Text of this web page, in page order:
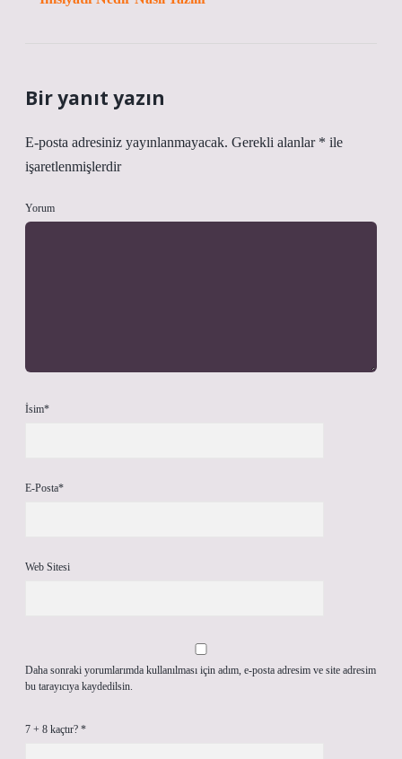
Bir yanıt yazın
E-posta adresiniz yayınlanmayacak. Gerekli alanlar * ile
işaretlenmişlerdir
Yorum
İsim*
E-Posta*
Web Sitesi
Daha sonraki yorumlarımda kullanılması için adım, e-posta adresim ve site adresim
bu tarayıcıya kaydedilsin.
7 + 8 kaçtır? *